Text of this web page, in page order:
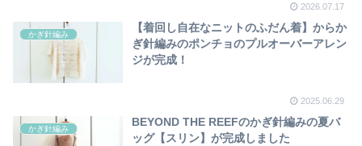
2026.07.17
かぎ針編み
【着回し自在なニットのふだん着】からか
ぎ針編みのポンチョのプルオーバーアレン
ジが完成！
2025.06.29
かぎ針編み
BEYOND THE REEFのかぎ針編みの夏バ
ッグ【スリン】が完成しました